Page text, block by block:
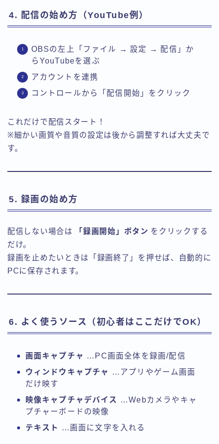
4. 配信の始め方（YouTube例）
OBSの左上「ファイル → 設定 → 配信」か
らYouTubeを選ぶ
アカウントを連携
コントロールから「配信開始」をクリック
これだけで配信スタート！
※細かい画質や音質の設定は後から調整すれば大丈夫で
す。
5. 録画の始め方
配信しない場合は 「録画開始」ボタン をクリックする
だけ。
録画を止めたいときは「録画終了」を押せば、自動的に
PCに保存されます。
6. よく使うソース（初心者はここだけでOK）
画面キャプチャ …PC画面全体を録画/配信
ウィンドウキャプチャ
…アプリやゲーム画面
だけ映す
映像キャプチャデバイス
…Webカメラやキャ
プチャーボードの映像
テキスト
…画面に文字を入れる